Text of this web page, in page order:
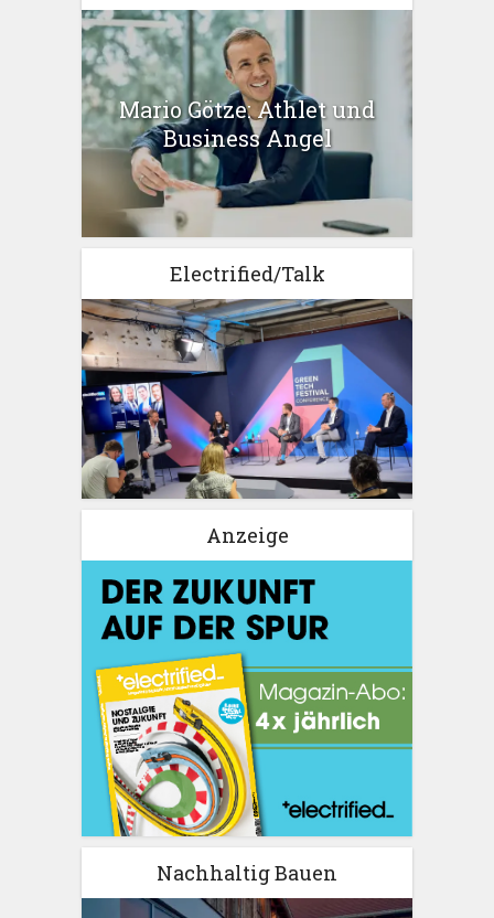
Mario Götze: Athlet und
Business Angel
Electrified/Talk
Anzeige
Nachhaltig Bauen